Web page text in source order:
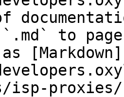
`.md` to
[Markdown]
isp-proxies/